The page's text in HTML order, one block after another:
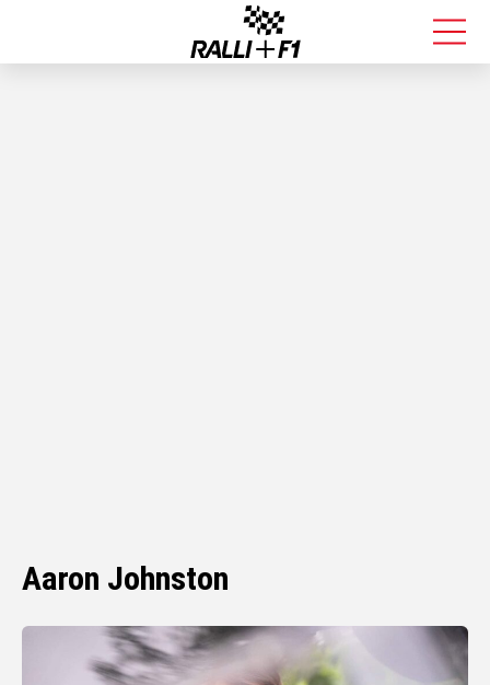
Aaron Johnston